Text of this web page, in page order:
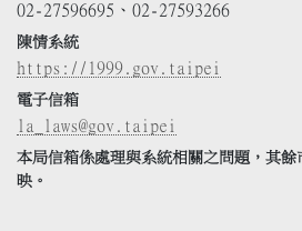
02-27596695、02-27593266
陳情系統
https://1999.gov.taipei
電子信箱
la_laws@gov.taipei
本局信箱係處理與系統相關之問題，其
映。